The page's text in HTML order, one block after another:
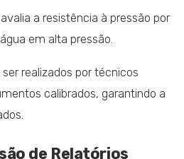
avalia a resistência à pressão por
em alta pressão.
realizados por técnicos
calibrados, garantindo a
de Relatórios